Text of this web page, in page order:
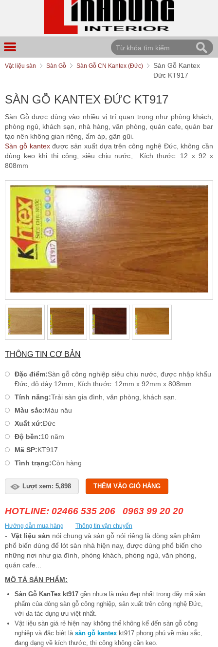
Vật liệu sàn Sàn Gỗ Sàn Gỗ CN Kantex (Đức)
Sàn Gỗ Kantex
Đức KT917
SÀN GỖ KANTEX ĐỨC KT917
Sàn Gỗ được dùng vào nhiều vị trí quan trọng như phòng khách,
phòng ngủ, khách sạn, nhà hàng, văn phòng, quán cafe, quán bar
tạo nên không gian riêng, ấm áp, gân gũi.
Sàn gỗ kantexđược sản xuất dựa trên công nghệ Đức, không cần
dùng keo khi thi công, siêu chịu nước, Kích thước: 12 x 92 x
808mm
THÔNG TIN CƠ BẢN
Đặc điểm:Sàn gỗ công nghiệp siêu chịu nước, được nhập khẩu
Đức, độ dày 12mm, Kích thước: 12mm x 92mm x 808mm
Tính năng:Trải sàn gia đình, văn phòng, khách sạn.
Màu sắc:Màu nâu
Xuất xứ:Đức
Độ bền:10 năm
Mã SP:KT917
Tình trạng:Còn hàng
Lượt xem: 5,898 THÊM VÀO GIỎ HÀNG
HOTLINE: 02466 535 206 0963 99 20 20
Hướng dẫn mua hàng Thông tin vận chuyển
- Vật liệu sàn nói chung và sàn gỗ nói riêng là dòng sản phẩm
phổ biến dùng để lót sàn nhà hiện nay, được dùng phổ biến cho
những nơi như gia đình, phòng khách, phòng ngủ, văn phòng,
quán cafe...
MÔ TẢ SẢN PHẨM:
Sàn Gỗ KanTex kt917 gần nhưa là màu đẹp nhất trong dãy mã sản
phẩm của dòng sàn gỗ công nghiệp, sản xuất trên công nghệ Đức,
với đa tác dụng ưu việt nhất.
Vật liệu sàn giá rẻ hiện nay không thể không kể đến sàn gỗ công
nghiệp và đặc biệt là sàn gỗ kantex kt917 phong phú về màu sắc,
đang dạng về kích thước, thi công không cần keo.